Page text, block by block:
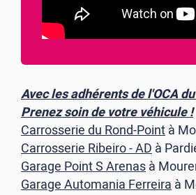
Avec les adhérents de l'OCA
Prenez soin de votre véhicule !
Carrosserie du Rond-Pointà
Carrosserie Ribeiro - ADà
Garage Point S Arenasà
Garage Automania Ferreiraà